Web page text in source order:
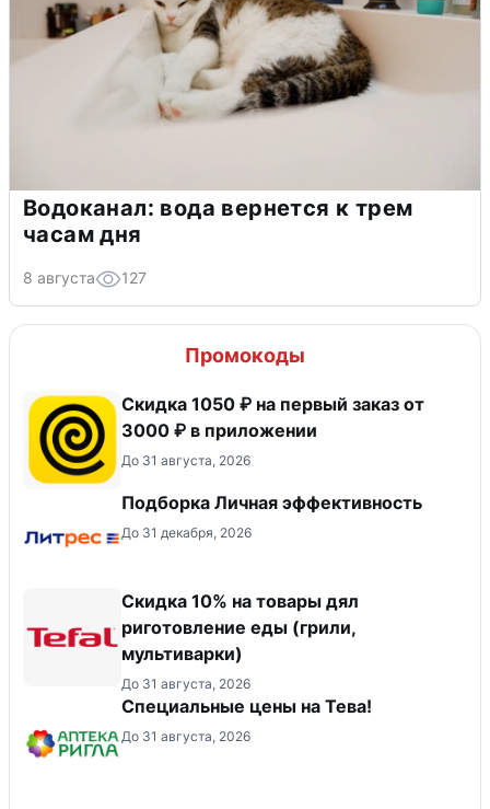
Водоканал: вода вернется к трем
часам дня
8 августа 127
Промокоды
Скидка 1050 ₽ на первый заказ от
3000 ₽ в приложении
До 31 августа, 2026
Подборка Личная эффективность
До 31 декабря, 2026
Скидка 10% на товары дял
риготовление еды (грили,
мультиварки)
До 31 августа, 2026
Специальные цены на Тева!
До 31 августа, 2026